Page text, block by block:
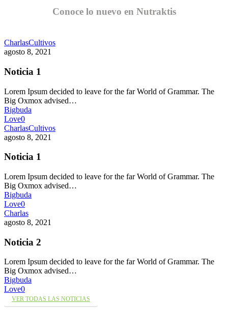
Conoce lo nuevo en Nutraktis
CharlasCultivos
agosto 8, 2021
Noticia 1
Lorem Ipsum decided to leave for the far World of Grammar. The
Big Oxmox advised…
Bigbuda
Love0
CharlasCultivos
agosto 8, 2021
Noticia 1
Lorem Ipsum decided to leave for the far World of Grammar. The
Big Oxmox advised…
Bigbuda
Love0
Charlas
agosto 8, 2021
Noticia 2
Lorem Ipsum decided to leave for the far World of Grammar. The
Big Oxmox advised…
Bigbuda
Love0
VER TODAS LAS NOTICIAS